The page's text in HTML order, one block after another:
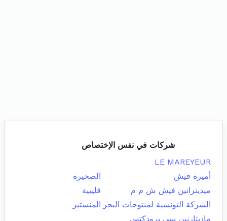
شركات في نفس الإختصاص
LE MAREYEUR
أميرة فيش
الصخيرة
ميديترانين فيش ش م م
قليبية
الشركة التونسية لمنتوجات البحر
المنستير
ماديتارنين سي برودكتس